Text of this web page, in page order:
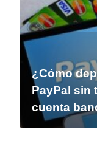
¿Cómo
PayPal sin
cuenta